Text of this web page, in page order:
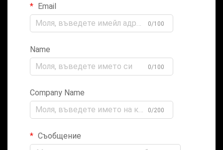
Email
0/100
Name
0/100
Company Name
0/200
Съобщение